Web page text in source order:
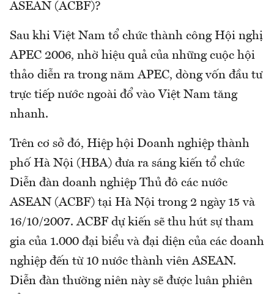
ASEAN (ACBF)?
Sau khi Việt Nam tổ chức thành công Hội nghị
APEC 2006, nhờ hiệu quả của những cuộc hội
thảo diễn ra trong năm APEC, dòng vốn đầu tư
trực tiếp nước ngoài đổ vào Việt Nam tăng
nhanh.
Trên cơ sở đó, Hiệp hội Doanh nghiệp thành
phố Hà Nội (HBA) đưa ra sáng kiến tổ chức
Diễn đàn doanh nghiệp Thủ đô các nước
ASEAN (ACBF) tại Hà Nội trong 2 ngày 15 và
16/10/2007. ACBF dự kiến sẽ thu hút sự tham
gia của 1.000 đại biểu và đại diện của các doanh
nghiệp đến từ 10 nước thành viên ASEAN.
Diễn đàn thường niên này sẽ được luân phiên